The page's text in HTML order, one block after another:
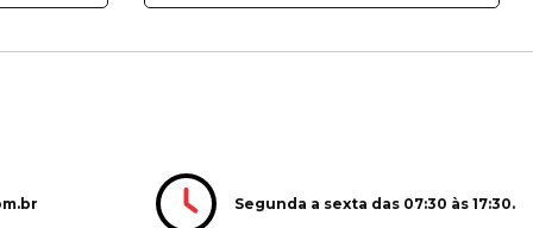
Segunda a sexta das 07:30 às 17:30.